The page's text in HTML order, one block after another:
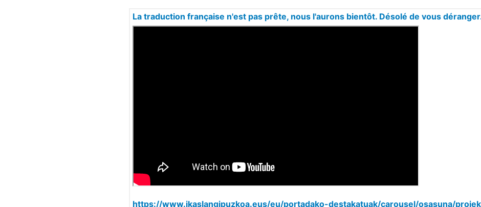
La traduction française n'est pas prête, nous l'aurons bientôt. Désolé de vous
https://www.ikaslangipuzkoa.eus/eu/portadako-destakatuak/carousel/osasuna/